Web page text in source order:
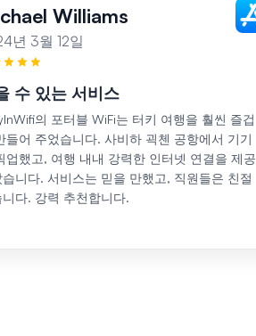
Williams
년 3월 12일
수 있는 서비스
의 포터블 WiFi는 터키 여행을 훨씬 즐겁
들어 주었습니다. 사비하 괵첸 공항에서 기기
업했고, 여행 내내 강력한 인터넷 연결을 제공
습니다. 서비스는 믿을 만했고, 직원들은 친절
니다. 강력 추천합니다.